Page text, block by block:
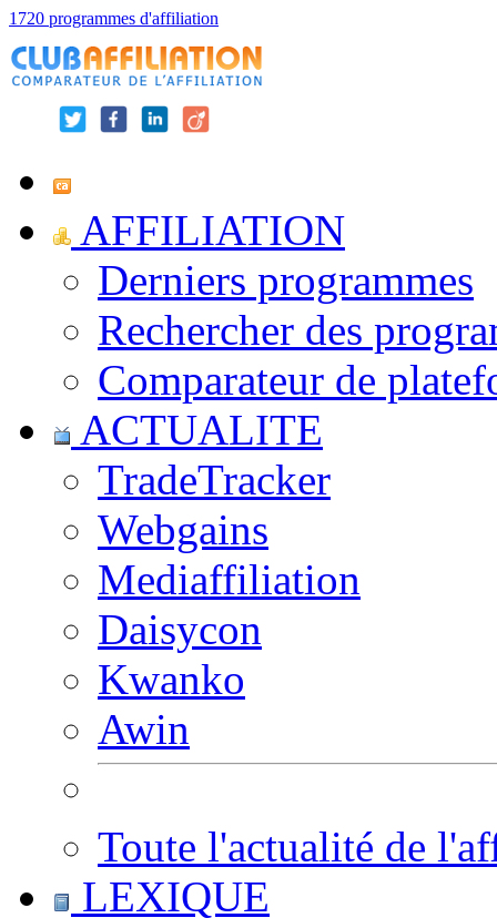
1720 programmes d'affiliation
AFFILIATION
Derniers programmes
Rechercher des
Comparateur de
ACTUALITE
TradeTracker
Webgains
Mediaffiliation
Daisycon
Kwanko
Awin
Toute l'actualité de
LEXIQUE